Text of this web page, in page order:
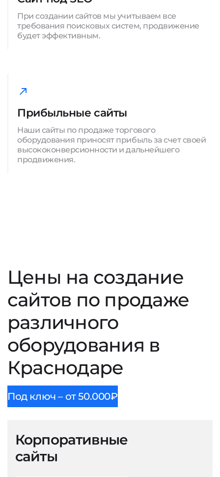
При создании сайтов мы учитываем все
требования поисковых систем, продвижение
будет эффективным.
Прибыльные сайты
Наши сайты по продаже торгового
оборудования приносят прибыль за счет своей
высококонверсионности и дальнейшего
продвижения.
Цены на создание
сайтов по продаже
различного
оборудования в
Краснодаре
Под ключ – от 50.000₽
Корпоративные
сайты